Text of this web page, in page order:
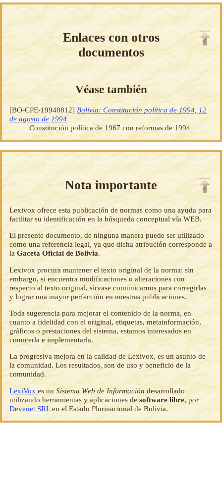
Enlaces con otros
documentos
Véase también
[BO-CPE-19940812] Bolivia: Constitución política de 1994, 12
de agosto de 1994
Constitución política de 1967 con reformas de 1994
Nota importante
Lexivox ofrece esta publicación de normas como una ayuda para
facilitar su identificación en la búsqueda conceptual vía WEB.
El presente documento, de ninguna manera puede ser utilizado
como una referencia legal, ya que dicha atribución corresponde a
laGaceta Oficial de Bolivia.
Lexivox procura mantener el texto original de la norma; sin
embargo, si encuentra modificaciones o alteraciones con
respecto al texto original, sírvase comunicarnos para corregirlas
y lograr una mayor perfección en nuestras publicaciones.
Toda sugerencia para mejorar el contenido de la norma, en
cuanto a fidelidad con el original, etiquetas, metainformación,
gráficos o prestaciones del sistema, estamos interesados en
conocerla e implementarla.
La progresiva mejora en la calidad de Lexivox, es un asunto de
la comunidad. Los resultados, son de uso y beneficio de la
comunidad.
LexiVoxes unSistema Web de Información desarrollado
utilizando herramientas y aplicaciones desoftware libre, por
Devenet SRLen el Estado Plurinacional de Bolivia.